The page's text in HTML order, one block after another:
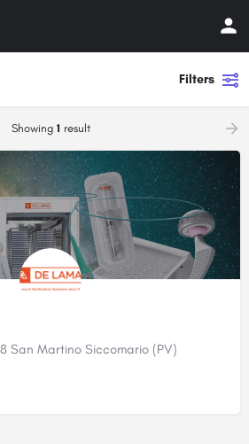
Filters
Showing 1 result
San Martino Siccomario (PV)